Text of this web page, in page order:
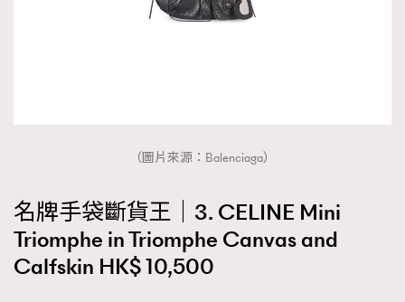
（圖片來源：Balenciaga）
名牌手袋斷貨王｜3. CELINE Mini
Triomphe in Triomphe Canvas and
Calfskin HK$ 10,500